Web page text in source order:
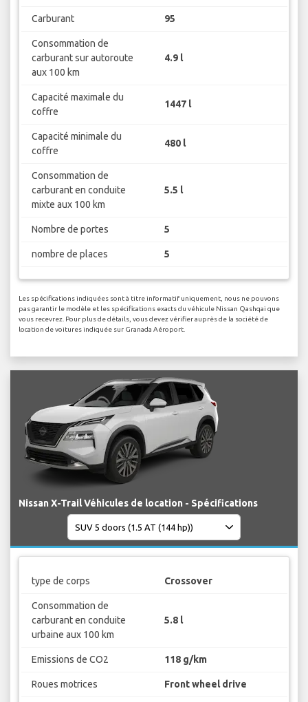
Carburant 95
Consommation de
carburant sur autoroute
aux 100 km
4.9 l
Capacité maximale du
coffre
1447 l
Capacité minimale du
coffre
480 l
Consommation de
carburant en conduite
mixte aux 100 km
5.5 l
Nombre de portes 5
nombre de places 5
Les spécifications indiquées sont à titre informatif uniquement, nous ne pouvons
pas garantir le modèle et les spécifications exacts du véhicule Nissan Qashqai que
vous recevrez. Pour plus de détails, vous devez vérifier auprès de la société de
location de voitures indiquée sur Granada Aéroport.
Nissan X-Trail Véhicules de location - Spécifications
type de corps Crossover
Consommation de
carburant en conduite
urbaine aux 100 km
5.8 l
Emissions de CO2 118 g/km
Roues motrices Front wheel drive